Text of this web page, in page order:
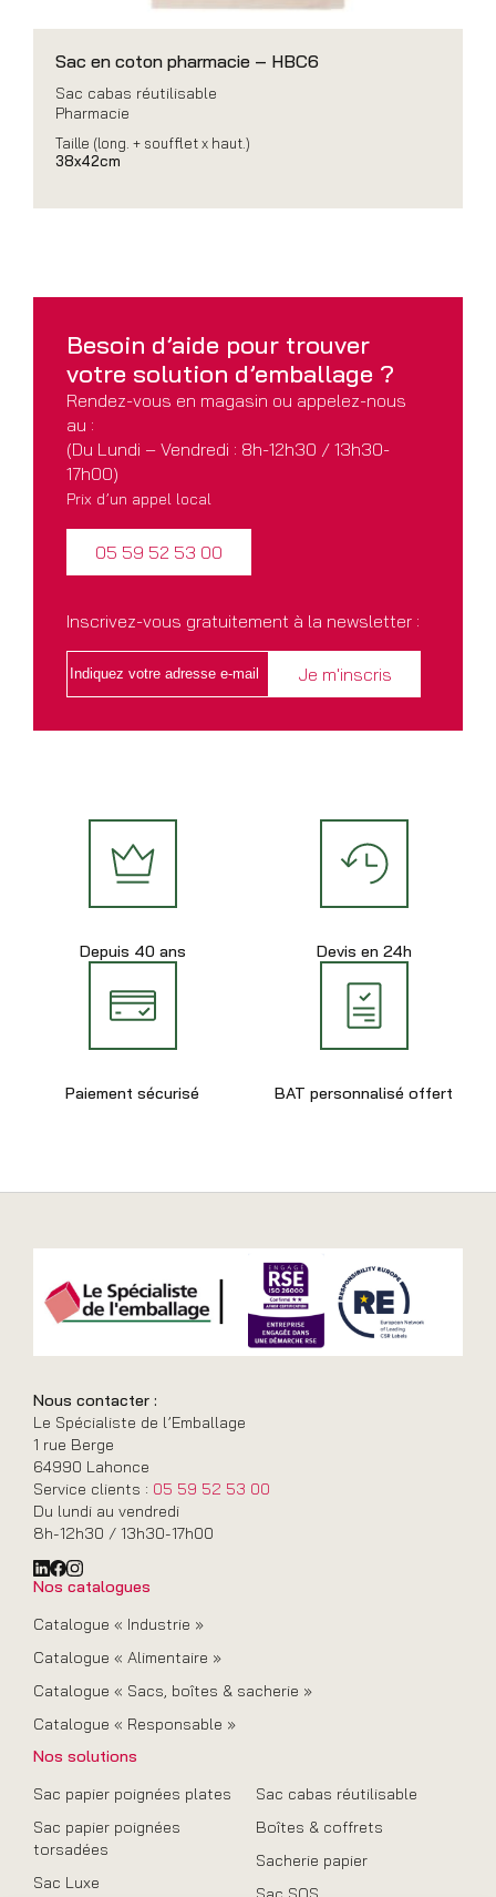
Sac en coton pharmacie – HBC6
Sac cabas réutilisable
Pharmacie
Taille (long. + soufflet x haut.)
38x42cm
Besoin d’aide pour trouver
votre solution d’emballage ?
Rendez-vous en magasin ou appelez-nous
au :
(Du Lundi – Vendredi : 8h-12h30 / 13h30-
17h00)
Prix d’un appel local
05 59 52 53 00
Inscrivez-vous gratuitement à la newsletter :
Depuis 40 ans Devis en 24h
Paiement sécurisé BAT personnalisé offert
Nous contacter :
Le Spécialiste de l’Emballage
1 rue Berge
64990 Lahonce
Service clients : 05 59 52 53 00
Du lundi au vendredi
8h-12h30 / 13h30-17h00
Nos catalogues
Catalogue « Industrie »
Catalogue « Alimentaire »
Catalogue « Sacs, boîtes & sacherie »
Catalogue « Responsable »
Nos solutions
Sac papier poignées plates
Sac papier poignées
torsadées
Sac Luxe
Sac cabas réutilisable
Boîtes & coffrets
Sacherie papier